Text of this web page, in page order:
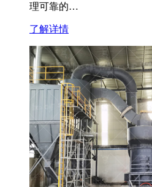
理可靠的…
了解详情